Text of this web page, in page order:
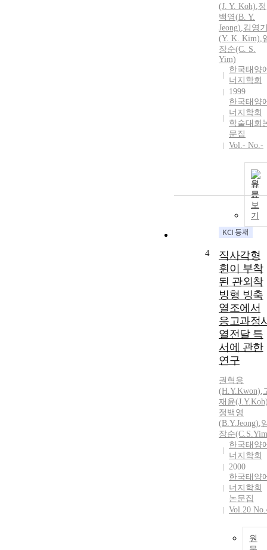
(J. Y. Koh),정
백영(B. Y.
Jeong),김영
(Y. K. Kim),
장순(C. S.
Yim)
한국태양
너지학회
1999
한국태양
너지학회
학술대회
문집
Vol.- No.-
원
문
보
기
4
직사각형
휜이 부착
된 관외착
빙형 빙축
열조에서
응고과정
열전달 특
서에 관한
연구
권혁용
(H.Y.Kwon),
재윤(J.Y
정백영
(B.Y.Jeong),
장순
한국태양
너지학회
2000
한국태양
너지학회
논문집
Vol.20
원